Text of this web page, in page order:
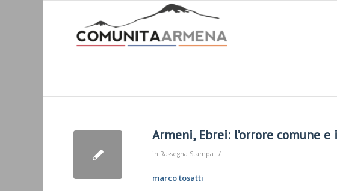
Armeni, Ebrei: l’orrore comune e
in Rassegna Stampa /
marco tosatti